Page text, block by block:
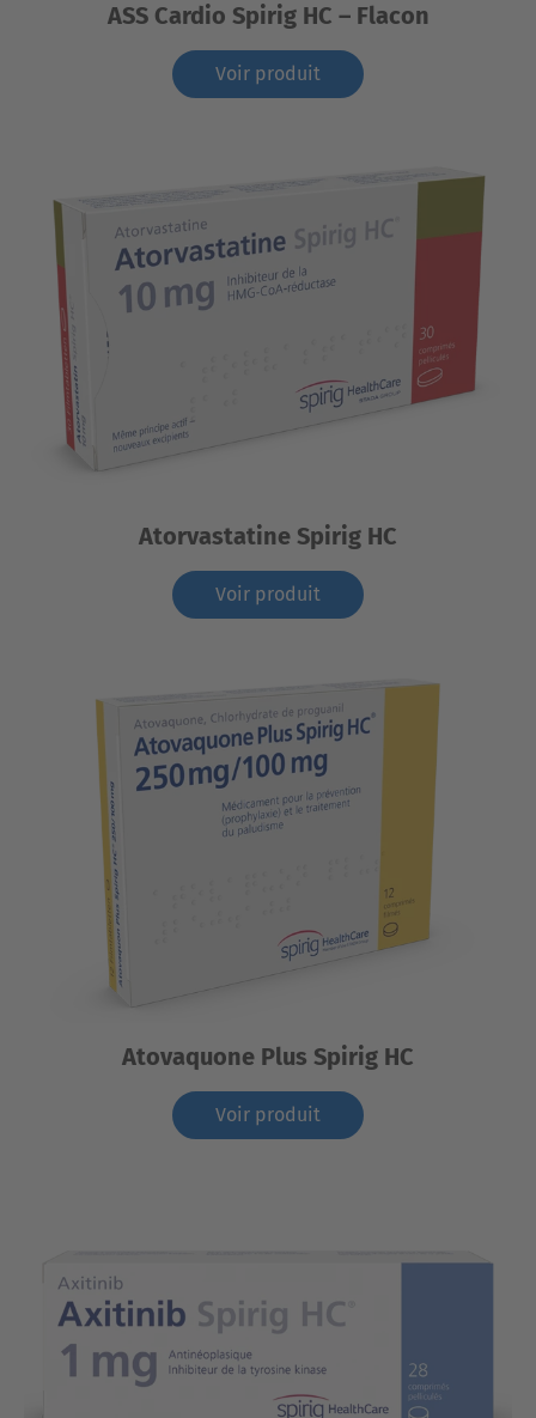
ASS Cardio Spirig HC – Flacon
Voir produit
Atorvastatine Spirig HC
Voir produit
Atovaquone Plus Spirig HC
Voir produit